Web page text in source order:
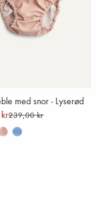
med snor - Lyserød
239,00 kr